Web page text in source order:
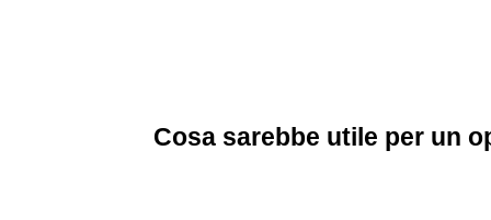
Cosa sarebbe utile per un